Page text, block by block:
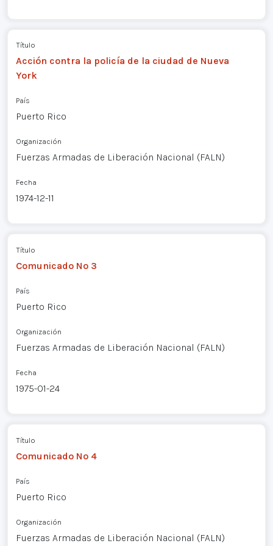
Título
Acción contra la policía de la ciudad de Nueva
York
País
Puerto Rico
Organización
Fuerzas Armadas de Liberación Nacional (FALN)
Fecha
1974-12-11
Título
Comunicado Nº 3
País
Puerto Rico
Organización
Fuerzas Armadas de Liberación Nacional (FALN)
Fecha
1975-01-24
Título
Comunicado Nº 4
País
Puerto Rico
Organización
Fuerzas Armadas de Liberación Nacional (FALN)